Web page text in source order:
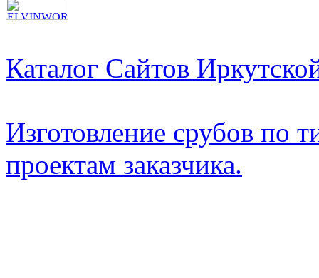
Каталог Сайтов
Изготовление срубов по
проектам заказчика.